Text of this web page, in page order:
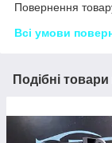
Повернення
Всі умови
Подібні товари